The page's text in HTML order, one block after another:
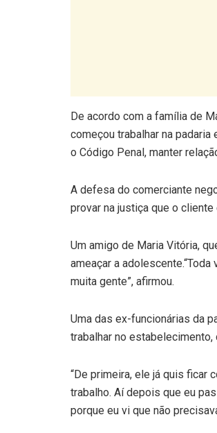
De acordo com a família de
começou trabalhar na padaria
o Código Penal, manter
A defesa do comerciante
provar na justiça que o
Um amigo de Maria Vitória,
ameaçar a
muita gente”, afirmou.
Uma das ex-funcionárias da
trabalhar no
“De primeira, ele já quis ficar
trabalho. Aí depois que eu
porque eu vi que não